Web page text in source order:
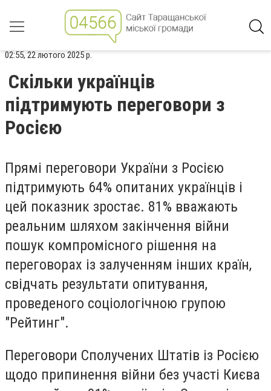
02:55, 22 лютого 2025 р.
Скільки українців
підтримують переговори з
Росією
Прямі переговори України з Росією
підтримують 64% опитаних українців і
цей показник зростає. 81% вважають
реальним шляхом закінчення війни
пошук компромісного рішення на
переговорах із залученням інших країн,
свідчать результати опитування,
проведеного соціологічною групою
"Рейтинг".
Переговори Сполучених Штатів із Росією
щодо припинення війни без участі Києва